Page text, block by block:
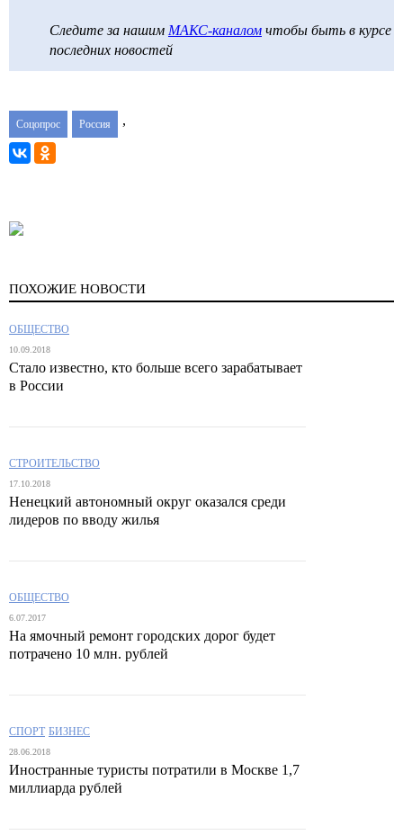
Следите за нашим МАКС-каналом чтобы быть в курсе
последних новостей
Соцопрос ,
Россия
ПОХОЖИЕ НОВОСТИ
ОБЩЕСТВО
10.09.2018
Стало известно, кто больше всего зарабатывает
в России
СТРОИТЕЛЬСТВО
17.10.2018
Ненецкий автономный округ оказался среди
лидеров по вводу жилья
ОБЩЕСТВО
6.07.2017
На ямочный ремонт городских дорог будет
потрачено 10 млн. рублей
СПОРТ БИЗНЕС
28.06.2018
Иностранные туристы потратили в Москве 1,7
миллиарда рублей